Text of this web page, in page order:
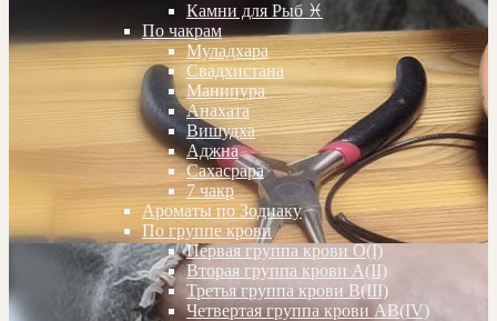
Камни для Рыб ♓️
По чакрам
Муладхара
Свадхистана
Манипура
Анахата
Вишудха
Аджна
Сахасрара
7 чакр
Ароматы по Зодиаку
По группе крови
Первая группа крови О(I)
Вторая группа крови А(II)
Третья группа крови В(III)
Четвертая группа крови АВ(IV)